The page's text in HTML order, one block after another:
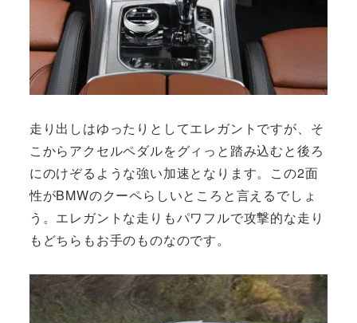
走り出しはゆったりとしてエレガントですが、そ
こからアクセルペダルをグィっと踏み込むと後ろ
にのけぞるような強い加速となります。この2面
性がBMWのクーペらしいところと言えるでしょ
う。エレガントな走りもパワフルで攻撃的な走り
もどちらもお手のものなのです。